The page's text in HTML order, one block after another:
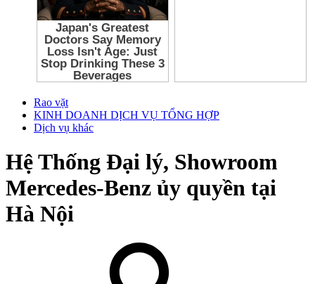
Rao vặt
KINH DOANH DỊCH VỤ TỔNG HỢP
Dịch vụ khác
Hệ Thống Đại lý, Showroom
Mercedes-Benz ủy quyền tại
Hà Nội